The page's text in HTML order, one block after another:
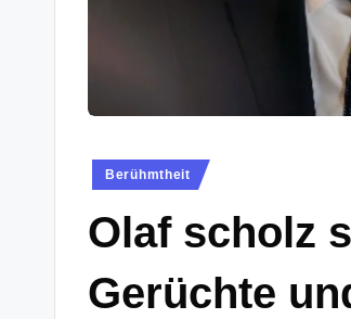
Posted
Berühmtheit
Olaf scholz
Gerüchte